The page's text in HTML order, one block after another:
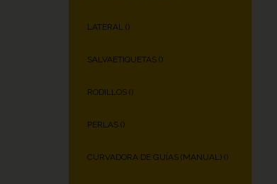
LATERAL ()
SALVAETIQUETAS ()
RODILLOS ()
PERLAS ()
CURVADORA DE GUÍAS (MANUAL) ()